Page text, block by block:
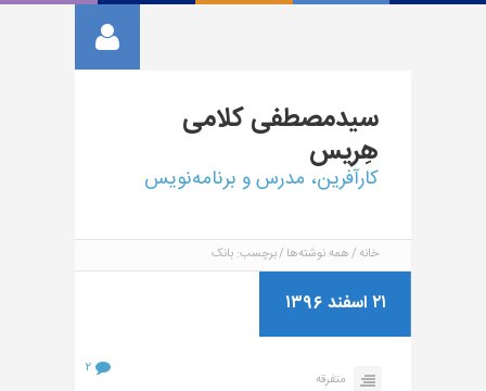
سیدمصطفیکلامی
هِریس
کارآفرین، مدرس و برنامه‌نویس
خانه همه نوشته‌ها برچسب: بانک
۲۱ اسفند ۱۳۹۶
متفرقه
۲